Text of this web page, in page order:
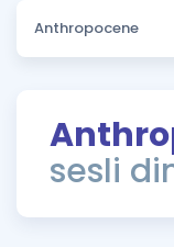
Puan
ÖSYM Sınav
sesli